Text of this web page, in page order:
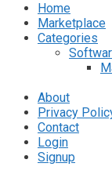
Home
Marketplace
Categories
About
Privacy
Contact
Login
Signup